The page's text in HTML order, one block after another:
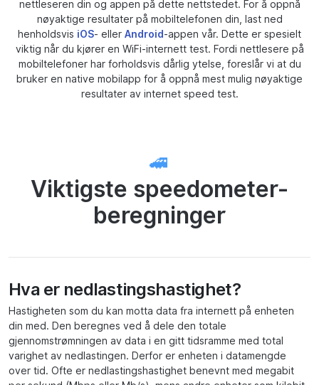
nettleseren din og appen på dette nettstedet. For å oppnå
nøyaktige resultater på mobiltelefonen din, last ned
henholdsvis iOS- eller Android-appen vår. Dette er spesielt
viktig når du kjører en WiFi-internett test. Fordi nettlesere på
mobiltelefoner har forholdsvis dårlig ytelse, foreslår vi at du
bruker en native mobilapp for å oppnå mest mulig nøyaktige
resultater av internet speed test.
🚄
Viktigste speedometer-
beregninger
Hva er nedlastingshastighet?
Hastigheten som du kan motta data fra internett på enheten
din med. Den beregnes ved å dele den totale
gjennomstrømningen av data i en gitt tidsramme med total
varighet av nedlastingen. Derfor er enheten i datamengde
over tid. Ofte er nedlastingshastighet benevnt med megabit